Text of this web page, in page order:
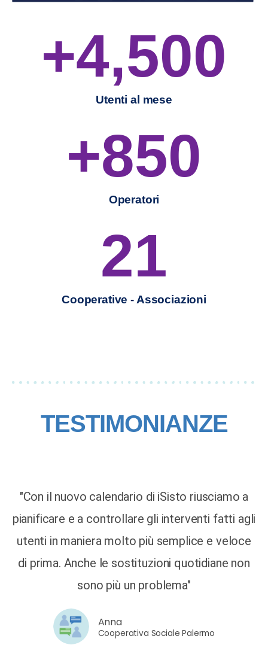
Utenti al mese
+4,500
Operatori
+850
Cooperative - Associazioni
21
TESTIMONIANZE
"Con il nuovo calendario di iSisto riusciamo a
pianificare e a controllare gli interventi fatti agli
utenti in maniera molto più semplice e veloce
di prima. Anche le sostituzioni quotidiane non
sono più un problema"
Anna
Cooperativa Sociale Palermo